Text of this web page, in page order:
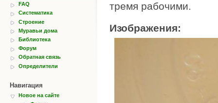
FAQ
Систематика
Строение
Муравьи дома
Библиотека
Форум
Обратная связь
Определители
Навигация
Новое на сайте
тремя рабочими.
Изображения: